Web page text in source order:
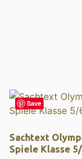
Save
Sachtext
Spiele Klasse